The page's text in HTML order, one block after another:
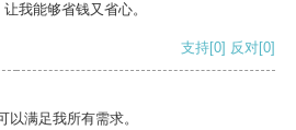
我能够省钱又省心。
支持[0] 反对[0]
满足我所有需求。